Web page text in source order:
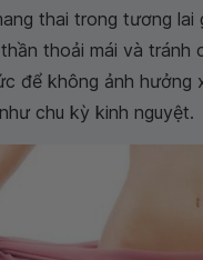
thai trong tương lai
thoải mái và tránh
để không ảnh hưởng
chu kỳ kinh nguyệt.